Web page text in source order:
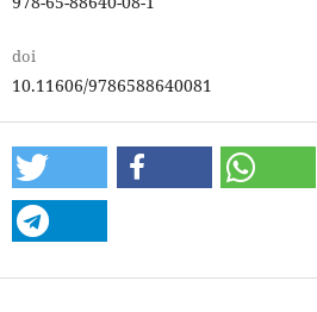
doi
10.11606/9786588640081